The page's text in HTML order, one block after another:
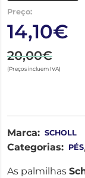
Preço:
14,10€
20,00€
(Preços incluem IVA)
Marca: SCHOLL
Categorias: PÉS,
As palmilhas